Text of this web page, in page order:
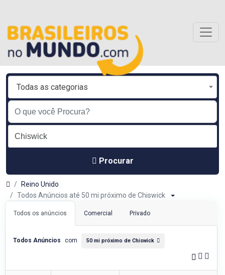
Todas as categorias
Procurar
Reino Unido
Todos Anúncios até 50 mi próximo de Chiswick
Todos os anúncios Comercial Privado
Todos Anúncios com 50 mi próximo de Chiswick